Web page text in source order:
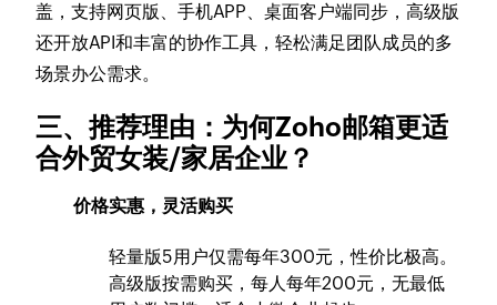
盖，支持网页版、手机APP、桌面客户端同步，高级版
还开放API和丰富的协作工具，轻松满足团队成员的多
场景办公需求。
三、推荐理由：为何Zoho邮箱更适
合外贸女装/家居企业？
价格实惠，灵活购买
轻量版5用户仅需每年300元，性价比极高。
高级版按需购买，每人每年200元，无最低